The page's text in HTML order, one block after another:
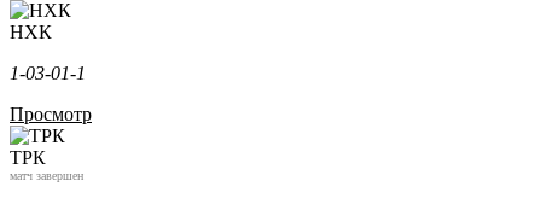
НХК
1-03-01-1
Просмотр
ТРК
матч завершен